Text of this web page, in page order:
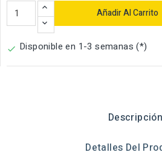
Añadir Al Carrito
 Disponible en 1-3 semanas (*)
Descripción
Detalles Del